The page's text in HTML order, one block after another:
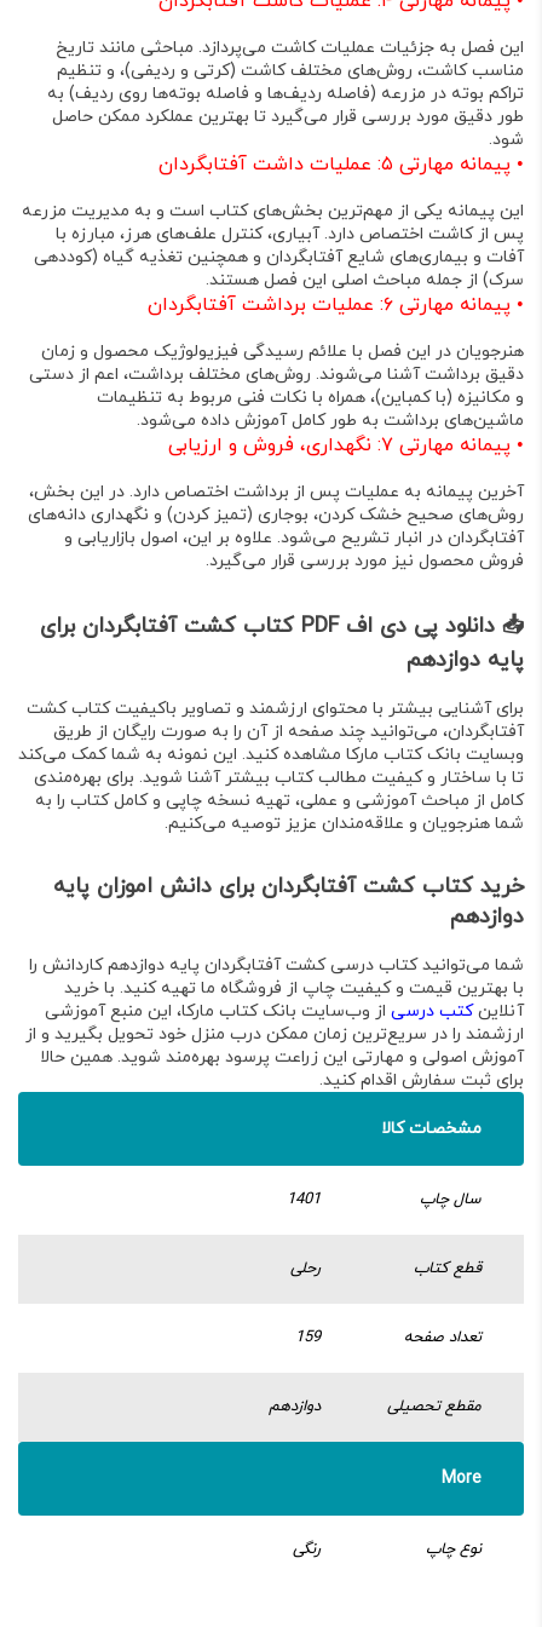
این فصل به جزئیات عملیات کاشت می‌پردازد. مباحثی مانند تاریخ
مناسب کاشت، روش‌های مختلف کاشت (کرتی و ردیفی)، و تنظیم
تراکم بوته در مزرعه (فاصله ردیف‌ها و فاصله بوته‌ها روی ردیف) به
طور دقیق مورد بررسی قرار می‌گیرد تا بهترین عملکرد ممکن حاصل
شود.
• پیمانه مهارتی ۵: عملیات داشت آفتابگردان
این پیمانه یکی از مهم‌ترین بخش‌های کتاب است و به مدیریت مزرعه
پس از کاشت اختصاص دارد. آبیاری، کنترل علف‌های هرز، مبارزه با
آفات و بیماری‌های شایع آفتابگردان و همچنین تغذیه گیاه (کوددهی
سرک) از جمله مباحث اصلی این فصل هستند.
• پیمانه مهارتی ۶: عملیات برداشت آفتابگردان
هنرجویان در این فصل با علائم رسیدگی فیزیولوژیک محصول و زمان
دقیق برداشت آشنا می‌شوند. روش‌های مختلف برداشت، اعم از دستی
و مکانیزه (با کمباین)، همراه با نکات فنی مربوط به تنظیمات
ماشین‌های برداشت به طور کامل آموزش داده می‌شود.
• پیمانه مهارتی ۷: نگهداری، فروش و ارزیابی
آخرین پیمانه به عملیات پس از برداشت اختصاص دارد. در این بخش،
روش‌های صحیح خشک کردن، بوجاری (تمیز کردن) و نگهداری دانه‌های
آفتابگردان در انبار تشریح می‌شود. علاوه بر این، اصول بازاریابی و
فروش محصول نیز مورد بررسی قرار می‌گیرد.
📥 دانلود پی دی اف PDF کتاب کشت آفتابگردان برای
پایه دوازدهم
برای آشنایی بیشتر با محتوای ارزشمند و تصاویر باکیفیتکتاب کشت
آفتابگردان، می‌توانید چند صفحه از آن را به صورت رایگان از طریق
وبسایت بانک کتاب مارکا مشاهده کنید. این نمونه به شما کمک می‌کند
تا با ساختار و کیفیت مطالب کتاب بیشتر آشنا شوید. برای بهره‌مندی
کامل از مباحث آموزشی و عملی، تهیه نسخه چاپی و کامل کتاب را به
شما هنرجویان و علاقه‌مندان عزیز توصیه می‌کنیم.
خرید کتاب کشت آفتابگردان برای دانش اموزان پایه
دوازدهم
شما می‌توانیدکتاب درسی کشت آفتابگردان پایه دوازدهم کاردانش را
با بهترین قیمت و کیفیت چاپ از فروشگاه ما تهیه کنید. با خرید
آنلاینکتب درسی از وب‌سایت بانک کتاب مارکا، این منبع آموزشی
ارزشمند را در سریع‌ترین زمان ممکن درب منزل خود تحویل بگیرید و از
آموزش اصولی و مهارتی این زراعت پرسود بهره‌مند شوید. همین حالا
برای ثبت سفارش اقدام کنید.
مشخصات کالا
سال چاپ 1401
قطع کتاب رحلی
تعداد صفحه 159
مقطع تحصیلی دوازدهم
More
نوع چاپ رنگی